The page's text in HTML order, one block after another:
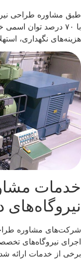
طبق مشاوره طراحی
با ۷۰ درصد توان
هزینه‌های نگهداری،
خدمات
نیروگاه‌های
شرکت‌های مشاوره
اجرای نیروگاه‌های
برخی از خدمات ارائه